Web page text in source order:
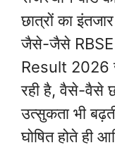
छात्रों का
जैसे-जैसे
Result 2026
रही है, वैसे-वैसे
उत्सुकता भी
घोषित होते ही